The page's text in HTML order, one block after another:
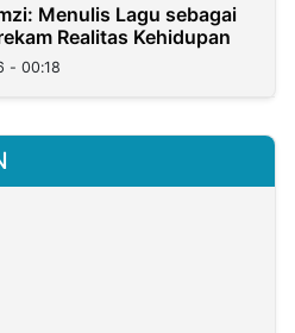
Menulis Lagu sebagai
Realitas Kehidupan
- 00:18